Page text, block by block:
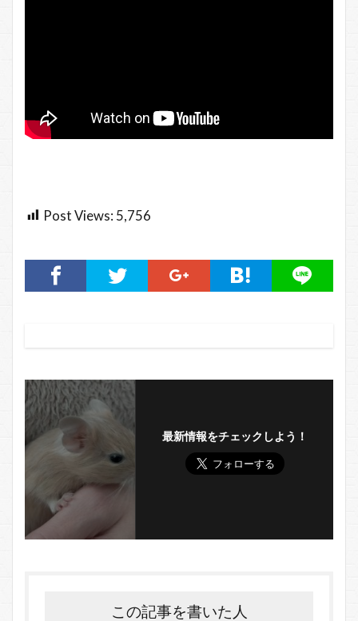
Post Views: 5,756
最新情報をチェックしよう！
この記事を書いた人